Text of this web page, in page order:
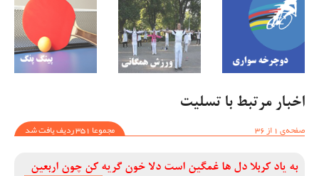
اخبار مرتبط با تسلیت
صفحه‌ی 1 از 36
مجموعا 351 ردیف یافت شد
به یاد کربلا دل ها غمگین است دلا خون گریه کن چون اربعین